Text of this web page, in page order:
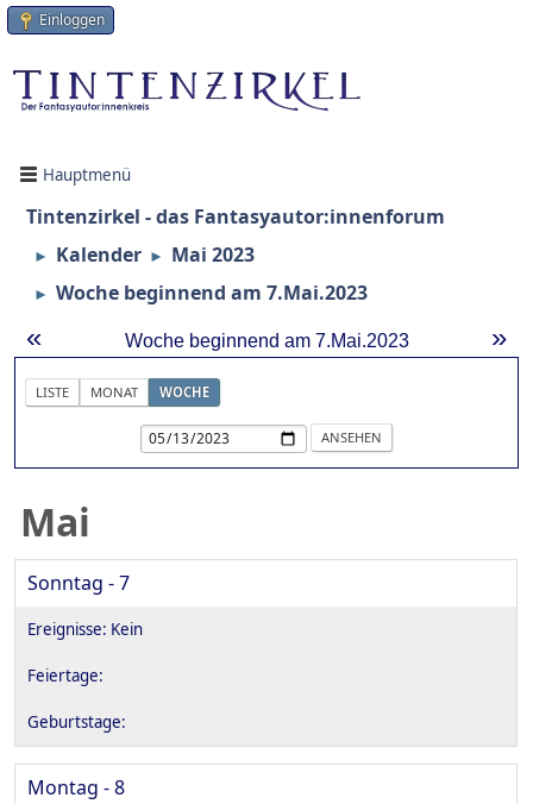
Einloggen
Hauptmenü
Tintenzirkel - das Fantasyautor:innenforum
► Kalender ► Mai 2023
► Woche beginnend am 7.Mai.2023
« »
Woche beginnend am 7.Mai.2023
LISTE MONAT WOCHE
Mai
Sonntag - 7
Montag - 8